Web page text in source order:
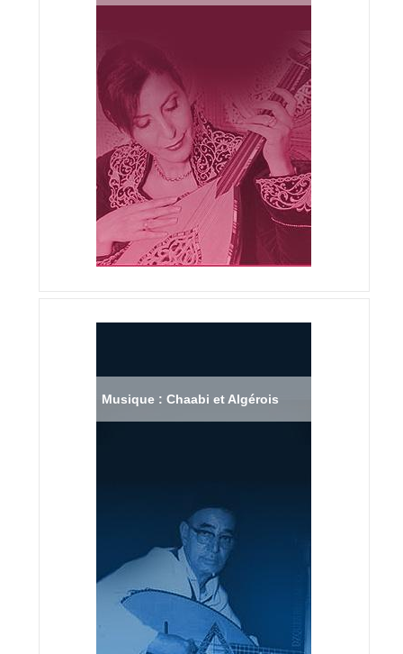
Musique : Chaabi et Algérois